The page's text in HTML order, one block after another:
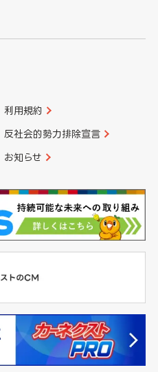
利用規約
反社会的勢力排除宣言
お知らせ